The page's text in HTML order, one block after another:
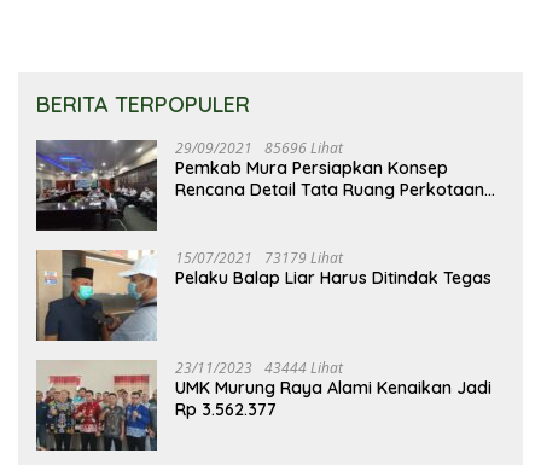
BERITA TERPOPULER
29/09/2021 85696 Lihat
Pemkab Mura Persiapkan Konsep
Rencana Detail Tata Ruang Perkotaan
15/07/2021 73179 Lihat
Pelaku Balap Liar Harus Ditindak Tegas
23/11/2023 43444 Lihat
UMK Murung Raya Alami Kenaikan Jadi
Rp 3.562.377